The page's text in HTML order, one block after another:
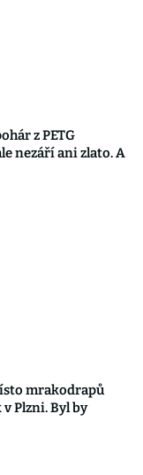
z PETG
nezáří ani zlato. A
mrakodrapů
Plzni. Byl by